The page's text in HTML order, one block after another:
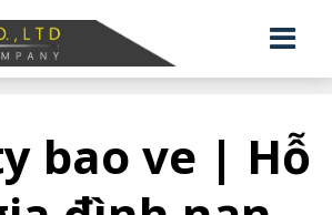
bao ve | Hỗ